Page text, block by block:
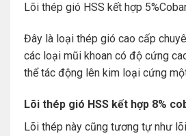
Lõi thép gió HSS kết hợp
Đây là loại thép gió cao cấp
các loại mũi khoan có độ cứng
thể tác động lên kim loại cứng
Lõi thép gió HSS kết hợp 8%
Lõi thép này cũng tương tự như